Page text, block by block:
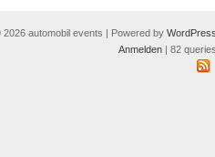
2026 automobil events | Powered by WordPress
Anmelden| 82